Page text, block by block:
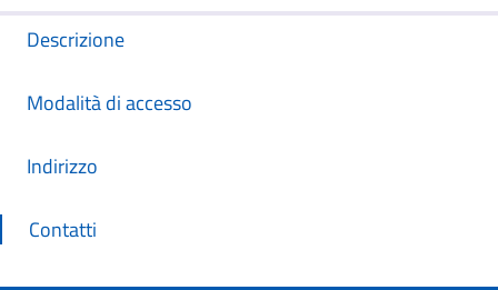
Descrizione
Modalità di accesso
Indirizzo
Contatti